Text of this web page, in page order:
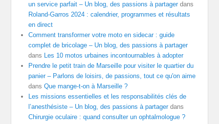
un service parfait – Un blog, des passions à partagerdans
Roland-Garros 2024 : calendrier, programmes et résultats
en direct
Comment transformer votre moto en sidecar : guide
complet de bricolage – Un blog, des passions à partager
dans Les 10 motos urbaines incontournables à adopter
Prendre le petit train de Marseille pour visiter le quartier du
panier – Parlons de loisirs, de passions, tout ce qu'on aime
dansQue mange-t-on à Marseille ?
Les missions essentielles et les responsabilités clés de
l’anesthésiste – Un blog, des passions à partagerdans
Chirurgie oculaire : quand consulter un ophtalmologue ?